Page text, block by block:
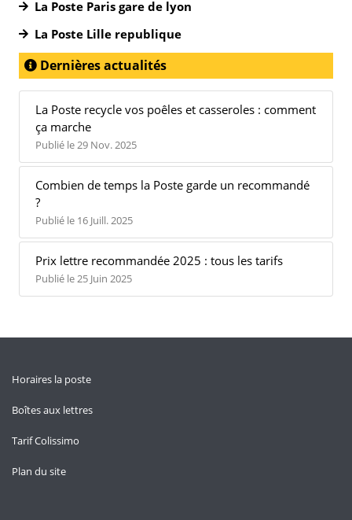
La Poste Paris gare de lyon
La Poste Lille republique
Dernières actualités
La Poste recycle vos poêles et casseroles : comment
ça marche
Publié le 29 Nov. 2025
Combien de temps la Poste garde un recommandé
?
Publié le 16 Juill. 2025
Prix lettre recommandée 2025 : tous les tarifs
Publié le 25 Juin 2025
Horaires la poste
Boîtes aux lettres
Tarif Colissimo
Plan du site